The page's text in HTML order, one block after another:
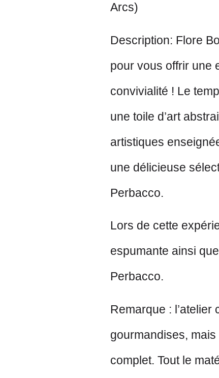
Arcs)
Description: Flore
pour vous offrir une
convivialité ! Le
une toile d’art
artistiques
une délicieuse
Perbacco.
Lors de cette
espumante ainsi
Perbacco.
Remarque :
gourmandises,
complet. Tout le